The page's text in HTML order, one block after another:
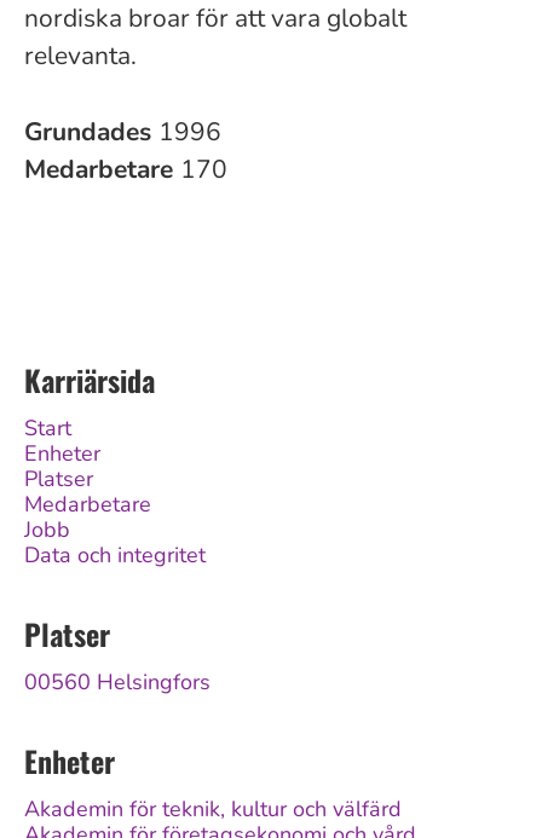
nordiska broar för att vara globalt
relevanta.
Grundades 1996
Medarbetare 170
Karriärsida
Start
Enheter
Platser
Medarbetare
Jobb
Data och integritet
Platser
00560 Helsingfors
Enheter
Akademin för teknik, kultur och välfärd